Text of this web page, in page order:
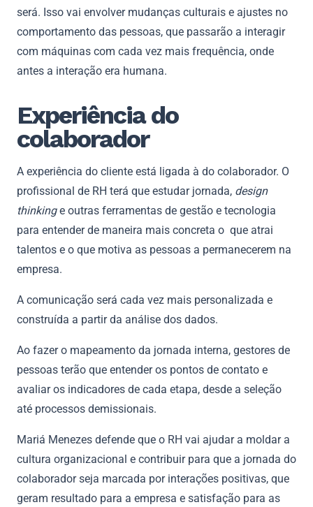
será. Isso vai envolver mudanças culturais e ajustes no
comportamento das pessoas, que passarão a interagir
com máquinas com cada vez mais frequência, onde
antes a interação era humana.
Experiência do
colaborador
A experiência do cliente está ligada à do colaborador. O
profissional de RH terá que estudar jornada, design
thinkinge outras ferramentas de gestão e tecnologia
para entender de maneira mais concreta o que atrai
talentos e o que motiva as pessoas a permanecerem na
empresa.
A comunicação será cada vez mais personalizada e
construída a partir da análise dos dados.
Ao fazer o mapeamento da jornada interna, gestores de
pessoas terão que entender os pontos de contato e
avaliar os indicadores de cada etapa, desde a seleção
até processos demissionais.
Mariá Menezes defende que o RH vai ajudar a moldar a
cultura organizacional e contribuir para que a jornada do
colaborador seja marcada por interações positivas, que
geram resultado para a empresa e satisfação para as